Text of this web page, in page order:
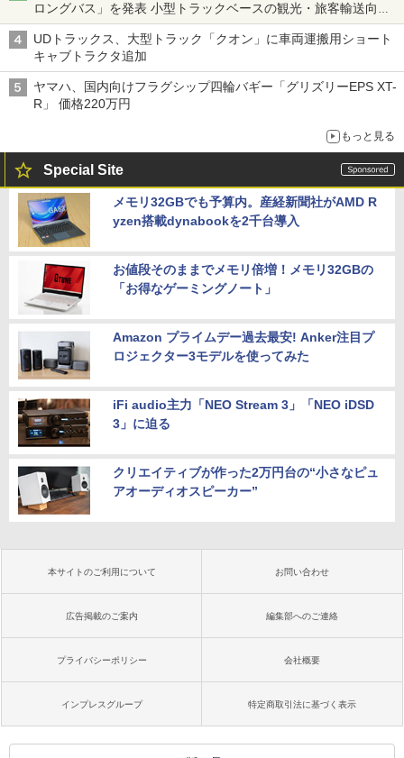
ロングバス」を発表 小型トラックベースの観光・旅客輸送向け
バス
UDトラックス、大型トラック「クオン」に車両運搬用ショート
キャブトラクタ追加
ヤマハ、国内向けフラグシップ四輪バギー「グリズリーEPS XT-
R」 価格220万円
もっと見る
Special Site
メモリ32GBでも予算内。産経新聞社がAMD R
yzen搭載dynabookを2千台導入
お値段そのままでメモリ倍増！メモリ32GBの
「お得なゲーミングノート」
Amazon プライムデー過去最安! Anker注目プ
ロジェクター3モデルを使ってみた
iFi audio主力「NEO Stream 3」「NEO iDSD
3」に迫る
クリエイティブが作った2万円台の“小さなピュ
アオーディオスピーカー”
本サイトのご利用について お問い合わせ
広告掲載のご案内 編集部へのご連絡
プライバシーポリシー 会社概要
インプレスグループ 特定商取引法に基づく表示